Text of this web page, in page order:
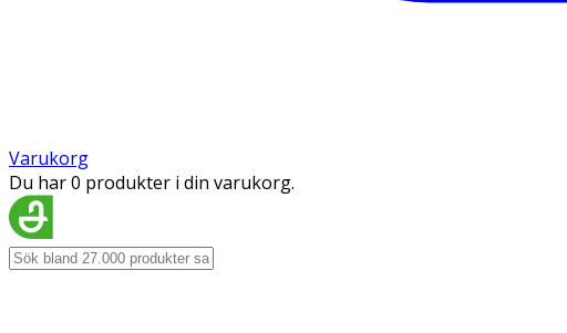
Varukorg
Du har 0 produkter i din varukorg.